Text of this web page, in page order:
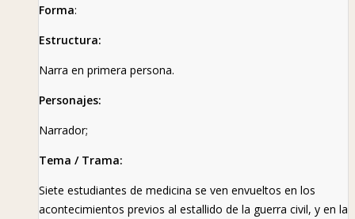
Forma:
Estructura:
Narra en primera persona.
Personajes:
Narrador;
Tema / Trama:
Siete estudiantes de medicina se ven envueltos en los
acontecimientos previos al estallido de la guerra civil, y en la